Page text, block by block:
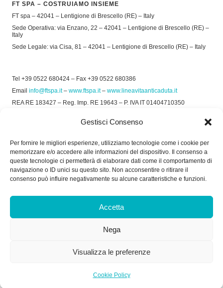
Gestisci Consenso
Per fornire le migliori esperienze, utilizziamo tecnologie come i cookie per
memorizzare e/o accedere alle informazioni del dispositivo. Il consenso a
queste tecnologie ci permetterà di elaborare dati come il comportamento di
navigazione o ID unici su questo sito. Non acconsentire o ritirare il
consenso può influire negativamente su alcune caratteristiche e funzioni.
Accetta
Nega
Visualizza le preferenze
Cookie Policy
FT SPA – COSTRUIAMO INSIEME
FT spa – 42041 – Lentigione di Brescello (RE) – Italy
Sede Operativa: via Enzano, 22 – 42041 – Lentigione di Brescello (RE) –
Italy
Sede Legale: via Cisa, 81 – 42041 – Lentigione di Brescello (RE) – Italy
Tel +39 0522 680424 – Fax +39 0522 680386
Email info@ftspa.it– www.ftspa.it– www.lineavitaanticaduta.it
REA RE 183427 – Reg. Imp. RE 19643 – P. IVA IT 01404710350
Privacy Policy–Cookie Policy
SOCIAL
Dal Lunedì al Venerdì: 8.00/12.30 - 13.30/17.30
Dal Lunedì al Venerdì: 7.30/11.30 - 13.30/17.00